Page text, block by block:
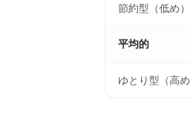
節約型（低め）
平均的
ゆとり型（高め